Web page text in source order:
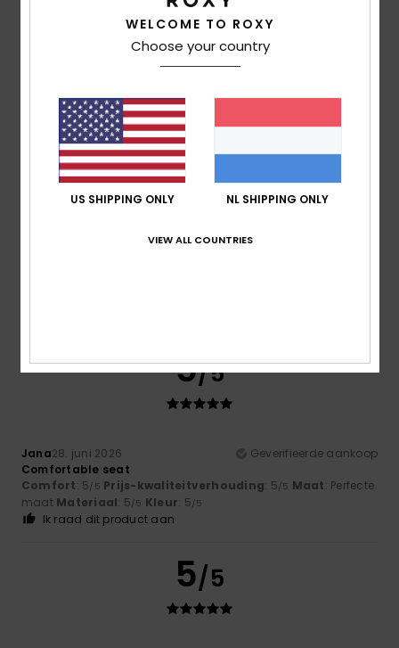
5.0
Prijs-kwaliteitverhouding
Maat
Materiaal
5.0
5/5
Jana28. juni 2026
Geverifieerde aankoop
Comfortable seat
Comfort: 5/5 Prijs-kwaliteitverhouding: 5/5 Maat: Perfecte
maat Materiaal: 5/5 Kleur: 5/5
Ik raad dit product aan
5/5
WELCOME TO ROXY
Choose your country
US SHIPPING ONLY NL SHIPPING ONLY
VIEW ALL COUNTRIES